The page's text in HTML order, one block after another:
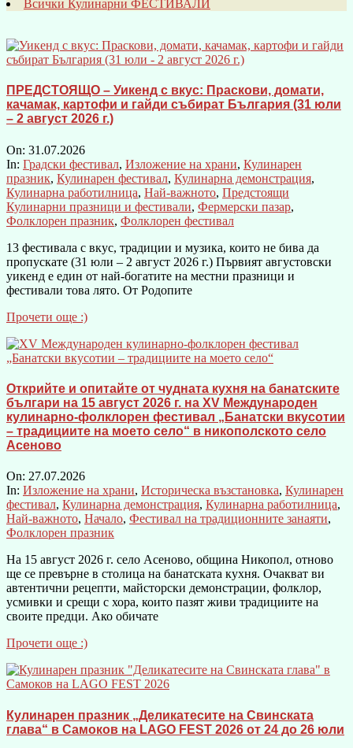
Всички Кулинарни ФЕСТИВАЛИ
ПРЕДСТОЯЩО – Уикенд с вкус: Праскови, домати,
качамак, картофи и гайди събират България (31 юли
– 2 август 2026 г.)
On: 31.07.2026
In: Градски фестивал, Изложение на храни, Кулинарен
празник, Кулинарен фестивал, Кулинарна демонстрация,
Кулинарна работилница, Най-важното, Предстоящи
Кулинарни празници и фестивали, Фермерски пазар,
Фолклорен празник, Фолклорен фестивал
13 фестивала с вкус, традиции и музика, които не бива да
пропускате (31 юли – 2 август 2026 г.) Първият августовски
уикенд е един от най-богатите на местни празници и
фестивали това лято. От Родопите
Прочети още :)
Открийте и опитайте от чудната кухня на банатските
българи на 15 август 2026 г. на XV Международен
кулинарно-фолклорен фестивал „Банатски вкусотии
– традициите на моето село“ в никополското село
Асеново
On: 27.07.2026
In: Изложение на храни, Историческа възстановка, Кулинарен
фестивал, Кулинарна демонстрация, Кулинарна работилница,
Най-важното, Начало, Фестивал на традиционните занаяти,
Фолклорен празник
На 15 август 2026 г. село Асеново, община Никопол, отново
ще се превърне в столица на банатската кухня. Очакват ви
автентични рецепти, майсторски демонстрации, фолклор,
усмивки и срещи с хора, които пазят живи традициите на
своите предци. Ако обичате
Прочети още :)
Кулинарен празник „Деликатесите на Свинската
глава“ в Самоков на LAGO FEST 2026 от 24 до 26 юли